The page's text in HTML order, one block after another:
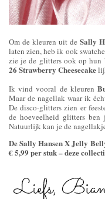
Om de kleuren uit de Sally
laten zien, heb ik ook
zie je de glitters ook op hun
26 Strawberry Cheesecake
Ik vind vooral de kleuren
Maar de nagellak waar ik
De disco-glitters zien er
de hoeveelheid glitters
Natuurlijk kan je de
De Sally Hansen X Jelly
€ 5,99 per stuk – deze